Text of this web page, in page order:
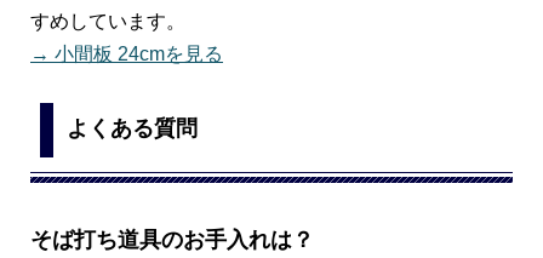
すめしています。
→ 小間板 24cmを見る
よくある質問
そば打ち道具のお手入れは？